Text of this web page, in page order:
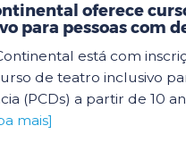
oferece
para pessoas com
está com
de teatro inclusivo
(PCDs) a partir de 10
mais]